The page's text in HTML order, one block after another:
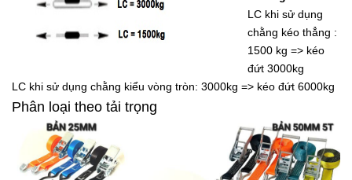
LC khi sử dụng
chằng kéo thẳng :
1500 kg => kéo
đứt 3000kg
LC khi sử dụng chằng kiểu vòng tròn: 3000kg => kéo đứt 6000kg
Phân loại theo tải trọng